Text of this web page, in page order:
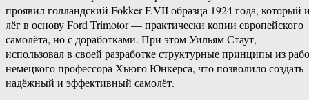
проявил голландский Fokker F.VII образца 1924 года, который
лёг в основу Ford Trimotor — практически копии европейского
самолёта, но с доработками. При этом Уильям Стаут,
использовал в своей разработке структурные принципы из
немецкого профессора Хьюго Юнкерса, что позволило создать
надёжный и эффективный самолёт.